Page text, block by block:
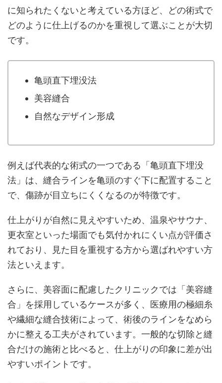
に知られたくないと考えている方ほど、どの術式で
どのように仕上げるのかを重視して選ぶことが大切
です。
亀頭直下埋没法
美容縫合
自然なデザイン形成
例えば代表的な術式の一つである「亀頭直下埋没
法」は、縫合ラインを亀頭のすぐ下に配置すること
で、傷跡が目立ちにくくなるのが特徴です。
仕上がりが自然に見えやすいため、温泉やサウナ、
更衣室といった場面でも気付かれにくい点が評価さ
れており、見た目を重視する方から選ばれやすい方
法といえます。
さらに、美容面に配慮したクリニックでは「美容縫
合」を採用しているケースが多く、医療用の極細糸
や繊細な縫合技術によって、術後のラインをなめら
かに整える工夫がされています。一般的な切除と縫
合だけの施術と比べると、仕上がりの印象に差が出
やすいポイントです。